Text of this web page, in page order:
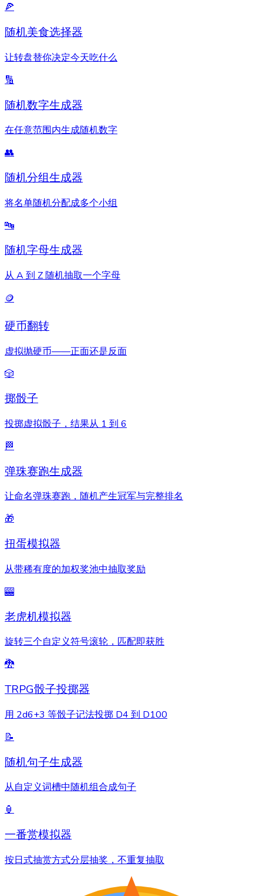
🍕
随机美食选择器
让转盘替你决定今天吃什么
🔢
随机数字生成器
在任意范围内生成随机数字
👥
随机分组生成器
将名单随机分配成多个小组
🔤
随机字母生成器
从 A 到 Z 随机抽取一个字母
🪙
硬币翻转
虚拟抛硬币——正面还是反面
🎲
掷骰子
投掷虚拟骰子，结果从 1 到 6
🏁
弹珠赛跑生成器
让命名弹珠赛跑，随机产生冠军与完整排名
🎁
扭蛋模拟器
从带稀有度的加权奖池中抽取奖励
🎰
老虎机模拟器
旋转三个自定义符号滚轮，匹配即获胜
🐉
TRPG骰子投掷器
用 2d6+3 等骰子记法投掷 D4 到 D100
📝
随机句子生成器
从自定义词槽中随机组合成句子
🏮
一番赏模拟器
按日式抽赏方式分层抽奖，不重复抽取